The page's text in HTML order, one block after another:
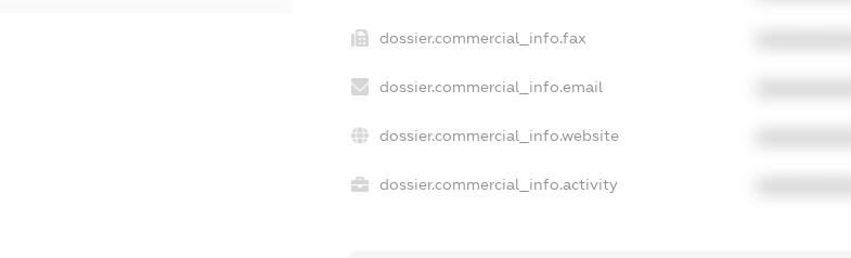
dossier.commercial_info.fax
dossier.commercial_info.email
dossier.commercial_info.website
dossier.commercial_info.activity